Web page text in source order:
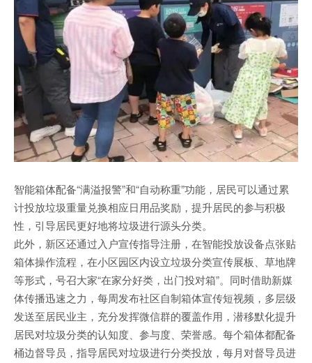
智能箱体配备“满溢报警”和“自动称重”功能，居民可以通过累
计投放垃圾重量兑换相应日用品奖励，提升居民的参与积极
性，引导居民更好地将垃圾进行源头分类。
此外，新区还通过入户宣传指导注册，在智能投放设备点张贴
箱体操作流程，在小区园区内设立垃圾分类宣传展板、草地牌
等形式，号召大家“在家分好类，出门投对箱”。同时借助新媒
体传播迅速之力，每周发布社区自制箱体宣传短视频，多层级
发送至居民业主，充分发挥微信群的覆盖作用，潜移默化提升
居民对垃圾分类的认知度、参与度、荣誉感。每个箱体都配备
桶边督导员，指导居民对垃圾进行分类投放，每月对督导员进